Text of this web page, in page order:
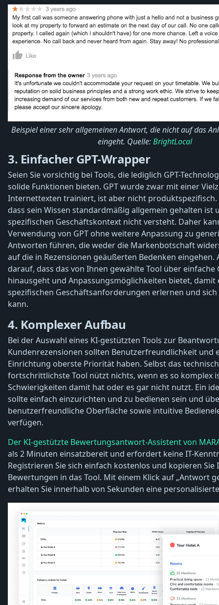
Beispiel einer sehr allgemeinen Antwort, die nicht auf das
eingeht. Quelle:BrightLocal
3. Einfacher GPT-Wrapper
Seien Sie vorsichtig bei Tools, die lediglich GPT-
solide Funktionen bieten. GPT wurde zwar mit einer
Internettexten trainiert, ist aber nicht produktspezifisch.
dass sein Wissen standardmäßig allgemein gehalten ist
spezifischen Geschäftskontext nicht versteht. Daher
Verwendung von GPT ohne weitere Anpassung zu
Antworten führen, die weder die Markenbotschaft
auf die in Rezensionen geäußerten Bedenken eingehen.
darauf, dass das von Ihnen gewählte Tool über einfache
hinausgeht und Anpassungsmöglichkeiten bietet, damit
spezifischen Geschäftsanforderungen erlernen und
kann.
4. Komplexer Aufbau
Bei der Auswahl eines KI-gestützten Tools zur
Kundenrezensionen sollten Benutzerfreundlichkeit und
Einrichtung oberste Priorität haben. Selbst das technisch
fortschrittlichste Tool nützt nichts, wenn es so komplex
Schwierigkeiten damit hat oder es gar nicht nutzt. Ein
sollte einfach einzurichten und zu bedienen sein und
benutzerfreundliche Oberfläche sowie intuitive
verfügen.
Der KI-gestützte Bewertungsantwort-Assistent von
als 2 Minuten einsatzbereit und erfordert keine IT-
Registrieren Sie sich einfach kostenlos und kopieren Sie
Bewertungen in das Tool. Mit einem Klick auf „Antwort
erhalten Sie innerhalb von Sekunden eine